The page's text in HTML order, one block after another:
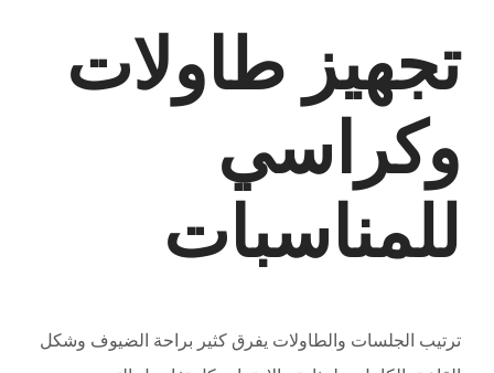
تجهيز طاولات
وكراسي
للمناسبات
ترتيب الجلسات والطاولات يفرق كثير براحة الضيوف وشكل